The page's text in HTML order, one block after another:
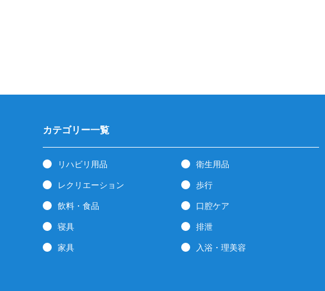
カテゴリー一覧
リハビリ用品 衛生用品
レクリエーション 歩行
飲料・食品 口腔ケア
寝具 排泄
家具 入浴・理美容